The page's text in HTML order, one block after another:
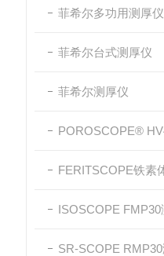
菲希尔多功用测厚仪
菲希尔台式测厚仪
菲希尔测厚仪
POROSCOPE®
FERITSCOPE铁素
ISOSCOPE FMP30
SR-SCOPE